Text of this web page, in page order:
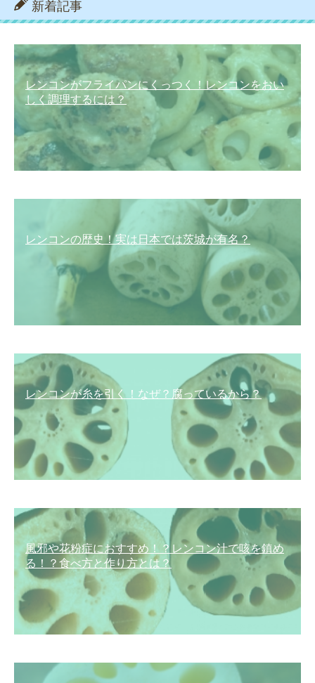
新着記事
レンコンがフライパンにくっつく！レンコンをおい
しく調理するには？
レンコンの歴史！実は日本では茨城が有名？
レンコンが糸を引く！なぜ？腐っているから？
風邪や花粉症におすすめ！？レンコン汁で咳を鎮め
る！？食べ方と作り方とは？